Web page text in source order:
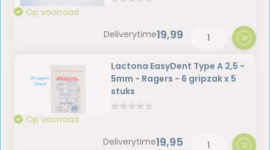
Op voorraad
Deliverytime19,99
Lactona EasyDent Type A 2,5 -
5mm - Ragers - 6 gripzak x 5
stuks
Op voorraad
Deliverytime19,95